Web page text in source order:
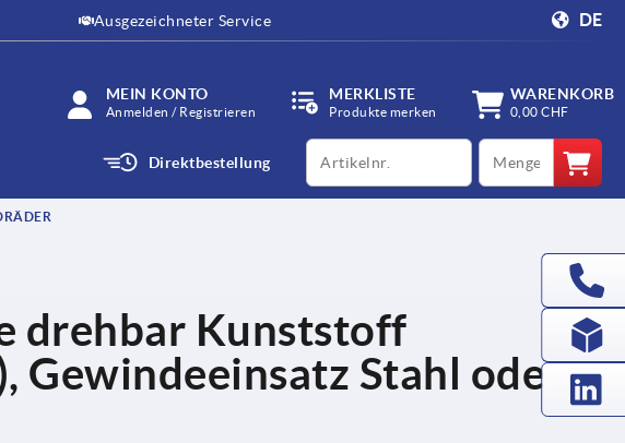
Ausgezeichneter Service DE
MEIN KONTO
Anmelden / Registrieren
MERKLISTE
Produkte merken
WARENKORB
0,00 CHF
Direktbestellung
productCode qty
drehbar Kunststoff
Gewindeeinsatz Stahl oder